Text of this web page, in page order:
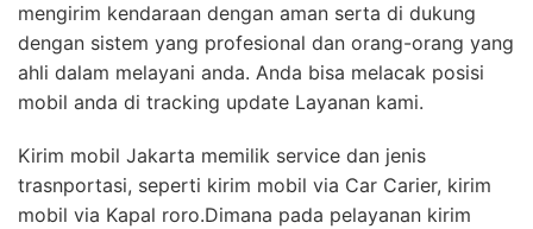
mengirim kendaraan dengan aman serta di dukung
dengan sistem yang profesional dan orang-orang yang
ahli dalam melayani anda. Anda bisa melacak posisi
mobil anda di tracking update Layanan kami.
Kirim mobil Jakarta memilik service dan jenis
trasnportasi, seperti kirim mobil via Car Carier, kirim
mobil via Kapal roro.Dimana pada pelayanan kirim